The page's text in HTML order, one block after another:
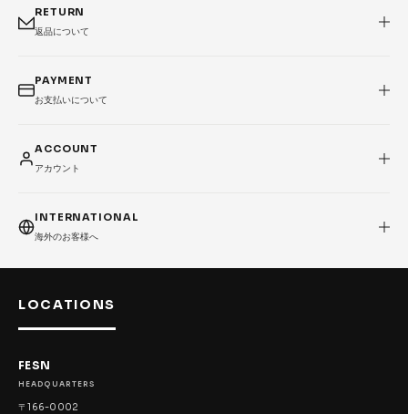
RETURN
返品について
PAYMENT
お支払いについて
ACCOUNT
アカウント
INTERNATIONAL
海外のお客様へ
LOCATIONS
FESN
HEADQUARTERS
〒166-0002